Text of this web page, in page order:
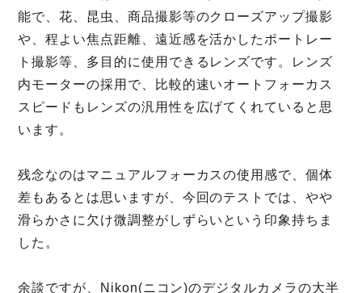
能で、花、昆虫、商品撮影等のクローズアップ撮影
や、程よい焦点距離、遠近感を活かしたポートレー
ト撮影等、多目的に使用できるレンズです。レンズ
内モーターの採用で、比較的速いオートフォーカス
スピードもレンズの汎用性を広げてくれていると思
います。
残念なのはマニュアルフォーカスの使用感で、個体
差もあるとは思いますが、今回のテストでは、やや
滑らかさに欠け微調整がしずらいという印象持ちま
した。
余談ですが、Nikon(ニコン)のデジタルカメラの大半